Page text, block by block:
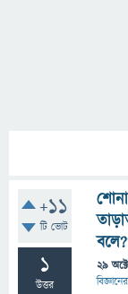
+11
টি ভোট
1
উত্তর
29